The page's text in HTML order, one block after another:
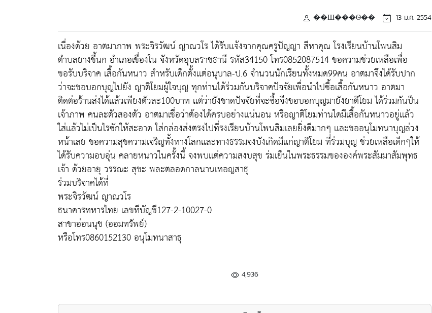
��Ш���Ѳ�� 13 ม.ค. 2554
เนื่องด้วย อาตมาภาพ พระจิรวัฒน์ ญาณวโร ได้รับเเจ้งจากคุณครูปัญญา สีหาคุณ โรงเรียนบ้านโพนสิม
ตำบลยางขี้นก อำเภอเขื่องใน จังหวัดอุบลราชธานี รหัส34150 โทร0852087514 ขอความช่วยเหลือเพื่อ
ขอรับบริจาค เสื้อกันหนาว สำหรับเด็กตั้งเเต่อนุบาล-ป.6 จำนวนนักเรียนทั้งหมด99คน อาตมาจึงได้รับปาก
ว่าจะขอบอกบุญไปยัง ญาติโยมผู้ใจบุญ ทุกท่านได้ร่วมกันบริจาคปัจจัยเพื่อนำไปซื้อเสื้อกันหนาว อาตมา
ติดต่อร้านส่งได้เเล้วเพียงตัวละ100บาท เเต่ว่ายังขาดปัจจัยที่จะซื้อจึงขอบอกบุญมายังยาติโยม ได้ร่วมกันป็น
เจ้าภาพ คนละตัวสองตัว อาตมาเชื่อว่าต้องได้ครบอย่างเเน่นอน หรือญาติโยมท่านใดมีเสื้อกันหนาวอยู่เเล้ว
ใส่เเล้วไม่เป็นไรซักให้สะอาด ใส่กล่องส่งตรงไปที่รงเรียนบ้านโพนสิมเลยยิ่งดีมากๆ เเละขออนุโมทนาบุญล่วง
หน้าเลย ขอความสุขความเจริญทั้งทางโลกเเละทางธรรมจงบังเกิดมีเเก่ญาติโยม ที่ร่วมบุญ ช่วยเหลือเด็กๆให้
ได้รับความอบอุ่น คลายหนาวในครั้งนี้ จงพบเเต่ความสงบสุข ร่มเย็นในพระธรรมขององค์พระสัมมาสัมพุทธ
เจ้า ด้วยอายุ วรรณะ สุขะ พละตลอดกาลนานเทอญสาธุ
ร่วมบริจาคได้ที่
พระจิรวัฒน์ ญาณวโร
ธนาคารทหารไทย เลขทีบัญชี127-2-10027-0
สาขาอ่อนนุช (ออมทรัพย์)
หรือโทร0860152130 อนุโมทนาสาธุ
4,936